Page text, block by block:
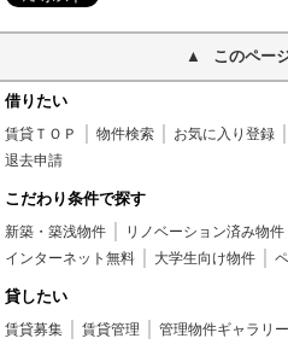
このペー
借りたい
賃貸ＴＯＰ 物件検索 お気に入り登録
退去申請
こだわり条件で探す
新築・築浅物件 リノベーション済み物件
インターネット無料
大学生向け物件
貸したい
賃貸募集 賃貸管理 管理物件ギャラリー